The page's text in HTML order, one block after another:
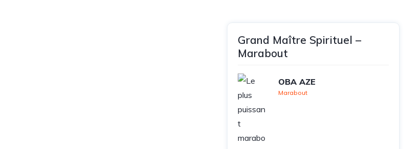
Grand Maître Spirituel –
Marabout
OBA AZE
Marabout